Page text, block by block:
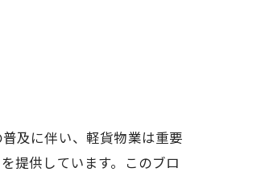
及に伴い、軽貨物業は重要
提供しています。このブロ